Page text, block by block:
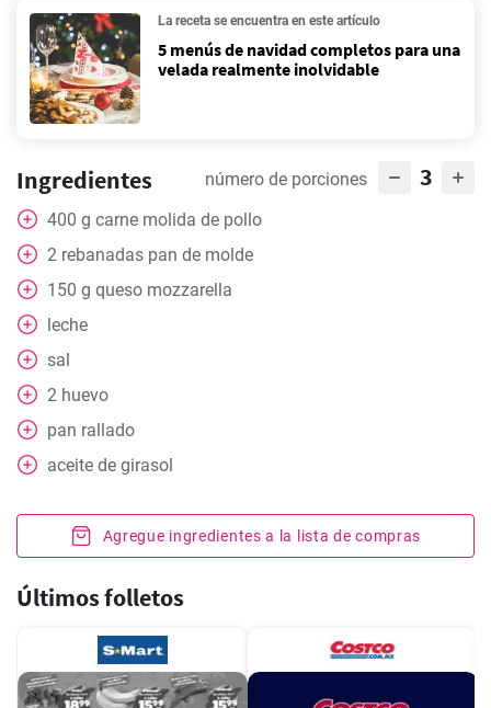
La receta se encuentra en este artículo
5 menús de navidad completos para una
velada realmente inolvidable
Ingredientes número de porciones 3
400 g carne molida de pollo
2 rebanadas pan de molde
150 g queso mozzarella
leche
sal
2 huevo
pan rallado
aceite de girasol
Agregue ingredientes a la lista de compras
Últimos folletos